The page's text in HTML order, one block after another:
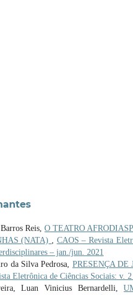
Reis,O TEATRO
(NATA) , CAOS – Revista
– jan./jun. 2021
da Silva Pedrosa, PRESENÇA DE
Eletrônica de Ciências Sociais: v.
Luan Vinicius Bernardelli,